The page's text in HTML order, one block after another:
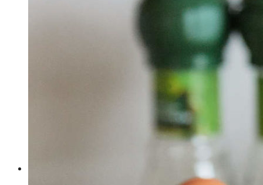
Your wishlist is empty.
Votre Babymoon Auvergne Rhône Alpes
Votre Babymoon en Bourgogne-Franche-